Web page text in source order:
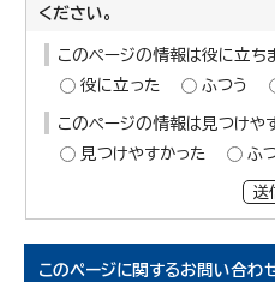
ください。
このページの情報は役に立ち
役に立った
ふつう
このページの情報は見つけや
見つけやすかった
ふ
送
このページに関するお問い合わ